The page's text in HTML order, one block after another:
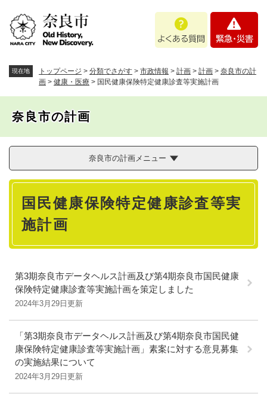
あ
問
・
現在地 トップページ > 分類でさがす > 市政情報 > 計画 > 計画 > 奈良市の計
画 > 健康・医療 > 国民健康保険特定健康診査等実施計画
奈良市の計画
奈良市の計画メニュー
本
国民健康保険特定健康診査等実
施計画
第3期奈良市データヘルス計画及び第4期奈良市国民健康
保険特定健康診査等実施計画を策定しました
2024年3月29日更新
「第3期奈良市データヘルス計画及び第4期奈良市国民健
康保険特定健康診査等実施計画」素案に対する意見募集
の実施結果について
2024年3月29日更新